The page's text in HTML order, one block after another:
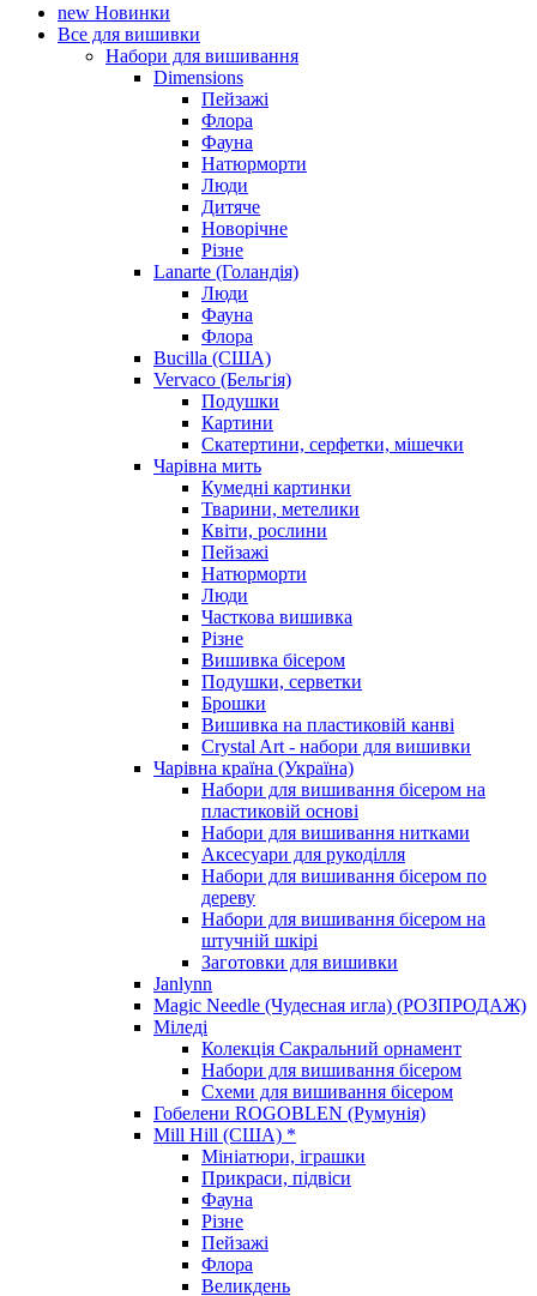
new Новинки
Все для вишивки
Набори для вишивання
Dimensions
Пейзажі
Флора
Фауна
Натюрморти
Люди
Дитяче
Новорічне
Різне
Lanarte (Голандія)
Люди
Фауна
Флора
Bucilla (США)
Vervaco (Бельгія)
Подушки
Картини
Скатертини, серфетки, мішечки
Чарiвна мить
Кумедні картинки
Тварини, метелики
Квіти, рослини
Пейзажі
Натюрморти
Люди
Часткова вишивка
Різне
Вишивка бісером
Подушки, серветки
Брошки
Вишивка на пластиковій канві
Crystal Art - набори для вишивки
Чарівна країна (Україна)
Набори для вишивання бісером на
пластиковій основі
Набори для вишивання нитками
Аксесуари для рукоділля
Набори для вишивання бісером по
дереву
Набори для вишивання бісером на
штучній шкірі
Заготовки для вишивки
Janlynn
Magic Needle (Чудесная игла) (РОЗПРОДАЖ)
Міледі
Колекція Сакральний орнамент
Набори для вишивання бісером
Схеми для вишивання бісером
Гобелени ROGOBLEN (Румунія)
Mill Hill (США) *
Мініатюри, іграшки
Прикраси, підвіси
Фауна
Різне
Пейзажі
Флора
Великдень